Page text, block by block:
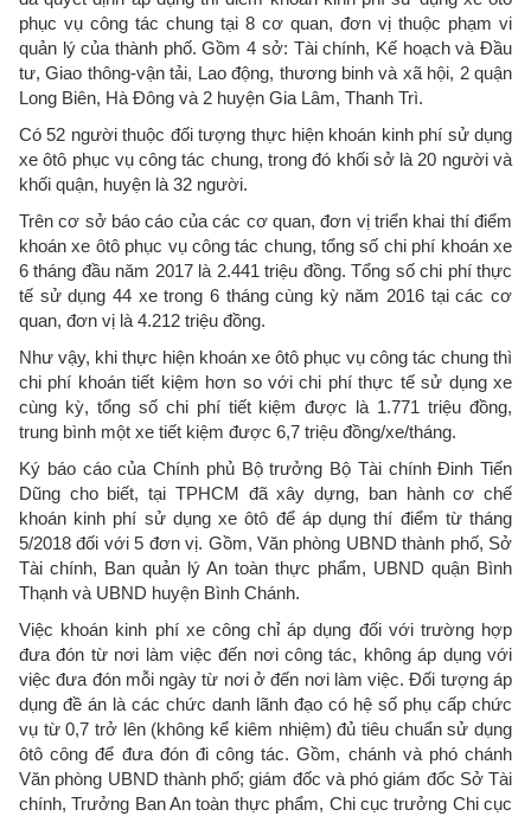
phục vụ công tác chung tại 8 cơ quan, đơn vị thuộc phạm vi
quản lý của thành phố. Gồm 4 sở: Tài chính, Kế hoạch và Đầu
tư, Giao thông-vận tải, Lao động, thương binh và xã hội, 2 quận
Long Biên, Hà Đông và 2 huyện Gia Lâm, Thanh Trì.
Có 52 người thuộc đối tượng thực hiện khoán kinh phí sử dụng
xe ôtô phục vụ công tác chung, trong đó khối sở là 20 người và
khối quận, huyện là 32 người.
Trên cơ sở báo cáo của các cơ quan, đơn vị triển khai thí điểm
khoán xe ôtô phục vụ công tác chung, tổng số chi phí khoán xe
6 tháng đầu năm 2017 là 2.441 triệu đồng. Tổng số chi phí thực
tế sử dụng 44 xe trong 6 tháng cùng kỳ năm 2016 tại các cơ
quan, đơn vị là 4.212 triệu đồng.
Như vậy, khi thực hiện khoán xe ôtô phục vụ công tác chung thì
chi phí khoán tiết kiệm hơn so với chi phí thực tế sử dụng xe
cùng kỳ, tổng số chi phí tiết kiệm được là 1.771 triệu đồng,
trung bình một xe tiết kiệm được 6,7 triệu đồng/xe/tháng.
Ký báo cáo của Chính phủ Bộ trưởng Bộ Tài chính Đinh Tiến
Dũng cho biết, tại TPHCM đã xây dựng, ban hành cơ chế
khoán kinh phí sử dụng xe ôtô để áp dụng thí điểm từ tháng
5/2018 đối với 5 đơn vị. Gồm, Văn phòng UBND thành phố, Sở
Tài chính, Ban quản lý An toàn thực phẩm, UBND quận Bình
Thạnh và UBND huyện Bình Chánh.
Việc khoán kinh phí xe công chỉ áp dụng đối với trường hợp
đưa đón từ nơi làm việc đến nơi công tác, không áp dụng với
việc đưa đón mỗi ngày từ nơi ở đến nơi làm việc. Đối tượng áp
dụng đề án là các chức danh lãnh đạo có hệ số phụ cấp chức
vụ từ 0,7 trở lên (không kể kiêm nhiệm) đủ tiêu chuẩn sử dụng
ôtô công để đưa đón đi công tác. Gồm, chánh và phó chánh
Văn phòng UBND thành phố; giám đốc và phó giám đốc Sở Tài
chính, Trưởng Ban An toàn thực phẩm, Chi cục trưởng Chi cục